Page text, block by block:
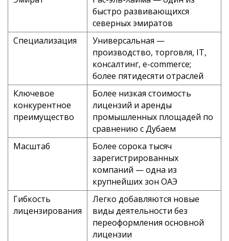
быстро развивающихся
северных эмиратов
Специализация
Универсальная —
производство, торговля, IT,
консалтинг, e-commerce;
более пятидесяти отраслей
Ключевое
конкурентное
преимущество
Более низкая стоимость
лицензий и аренды
промышленных площадей по
сравнению с Дубаем
Масштаб
Более сорока тысяч
зарегистрированных
компаний — одна из
крупнейших зон ОАЭ
Гибкость
лицензирования
Легко добавляются новые
виды деятельности без
переоформления основной
лицензии